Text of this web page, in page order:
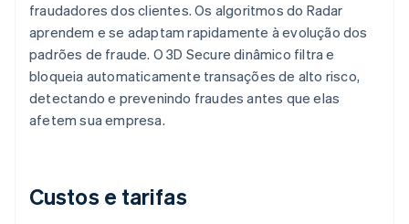
fraudadores dos clientes. Os algoritmos do Radar
aprendem e se adaptam rapidamente à evolução dos
padrões de fraude. O 3D Secure dinâmico filtra e
bloqueia automaticamente transações de alto risco,
detectando e prevenindo fraudes antes que elas
afetem sua empresa.
Custos e tarifas